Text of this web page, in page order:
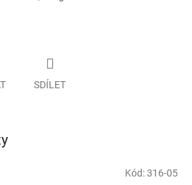
SDÍLET
Kód:316-05